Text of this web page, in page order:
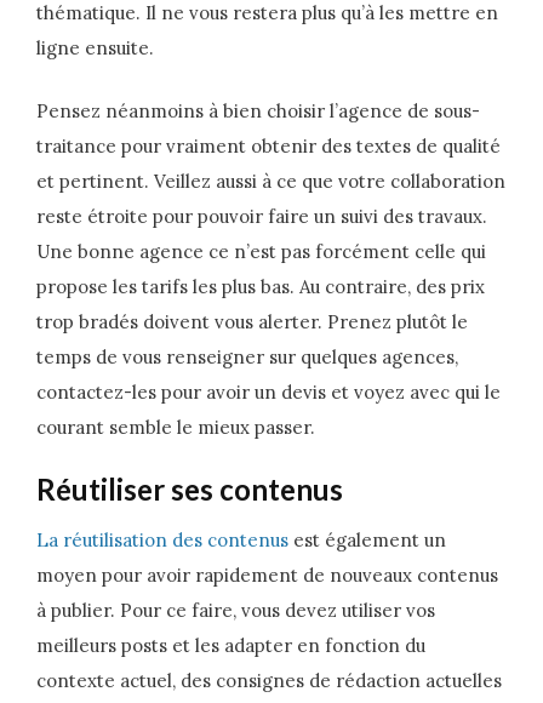
thématique. Il ne vous restera plus qu’à les mettre en
ligne ensuite.
Pensez néanmoins à bien choisir l’agence de sous-
traitance pour vraiment obtenir des textes de qualité
et pertinent. Veillez aussi à ce que votre collaboration
reste étroite pour pouvoir faire un suivi des travaux.
Une bonne agence ce n’est pas forcément celle qui
propose les tarifs les plus bas. Au contraire, des prix
trop bradés doivent vous alerter. Prenez plutôt le
temps de vous renseigner sur quelques agences,
contactez-les pour avoir un devis et voyez avec qui le
courant semble le mieux passer.
Réutiliser ses contenus
La réutilisation des contenus est également un
moyen pour avoir rapidement de nouveaux contenus
à publier. Pour ce faire, vous devez utiliser vos
meilleurs posts et les adapter en fonction du
contexte actuel, des consignes de rédaction actuelles